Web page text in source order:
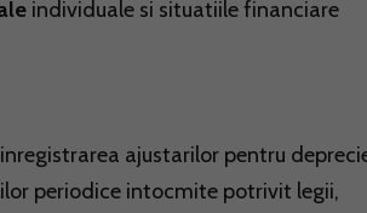
individuale si situatiile financiare
ajustarilor pentru
periodice intocmite potrivit legii,